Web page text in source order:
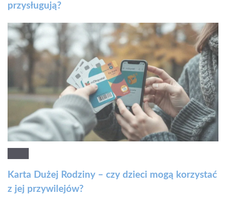
przysługują?
Karta Dużej Rodziny – czy dzieci mogą korzystać
z jej przywilejów?